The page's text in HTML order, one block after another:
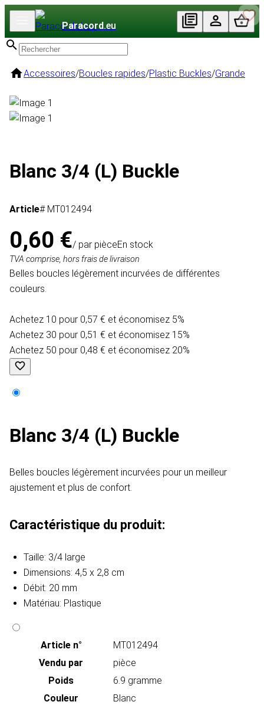
Paracord.eu
Accessoires/Boucles rapides/Plastic Buckles/Grande
Blanc 3/4 (L) Buckle
Article# MT012494
0,60 €/ par pièceEn stock
TVA comprise, hors frais de livraison
Belles boucles légèrement incurvées de différentes
couleurs.
Achetez 10 pour 0,57 € et économisez 5%
Achetez 30 pour 0,51 € et économisez 15%
Achetez 50 pour 0,48 € et économisez 20%
Blanc 3/4 (L) Buckle
Belles boucles légèrement incurvées pour un meilleur
ajustement et plus de confort.
Caractéristique du produit:
Taille: 3/4 large
Dimensions: 4,5 x 2,8 cm
Débit: 20 mm
Matériau: Plastique
Article n°
MT012494
Vendu par
pièce
Poids
6.9 gramme
Couleur
Blanc